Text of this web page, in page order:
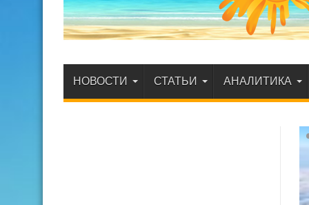
НОВОСТИ СТАТЬИ АНАЛИТИКА